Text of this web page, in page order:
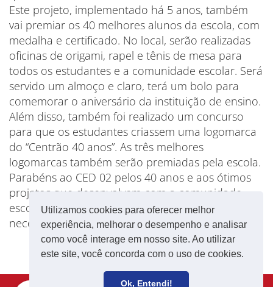
Utilizamos cookies para oferecer melhor
experiência, melhorar o desempenho e analisar
como você interage em nosso site. Ao utilizar
este site, você concorda com o uso de cookies.
Ok, Entendi!
Este projeto, implementado há 5 anos, também
vai premiar os 40 melhores alunos da escola, com
medalha e certificado. No local, serão realizadas
oficinas de origami, rapel e tênis de mesa para
todos os estudantes e a comunidade escolar. Será
servido um almoço e claro, terá um bolo para
comemorar o aniversário da instituição de ensino.
Além disso, também foi realizado um concurso
para que os estudantes criassem uma logomarca
do “Centrão 40 anos”. As três melhores
logomarcas também serão premiadas pela escola.
Parabéns ao CED 02 pelos 40 anos e aos ótimos
projetos que desenvolvem com a comunidade
escolar, sem se esquecer dos que mais
necessitam.